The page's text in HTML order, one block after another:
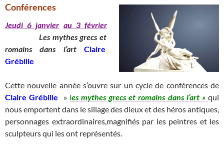
Conférences
Jeudi 6 janvier au 3 février
Les mythes grecs et
romains dans l’art Claire
Grébille
Cette nouvelle année s’ouvre sur un cycle de conférences de
Claire Grébille » les mythes grecs et romains dans l’art » qui
nous emportent dans le sillage des dieux et des héros antiques,
personnages extraordinaires,magnifiés par les peintres et les
sculpteurs qui les ont représentés.